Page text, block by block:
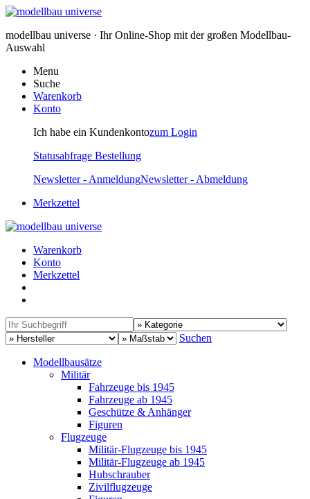
modellbau universe · Ihr Online-Shop mit der großen Modellbau-
Auswahl
Menu
Suche
Warenkorb
Konto
Ich habe ein Kundenkontozum Login
Statusabfrage Bestellung
Newsletter - AnmeldungNewsletter - Abmeldung
Merkzettel
Warenkorb
Konto
Merkzettel
Suchen
Modellbausätze
Militär
Fahrzeuge bis 1945
Fahrzeuge ab 1945
Geschütze & Anhänger
Figuren
Flugzeuge
Militär-Flugzeuge bis 1945
Militär-Flugzeuge ab 1945
Hubschrauber
Zivilflugzeuge